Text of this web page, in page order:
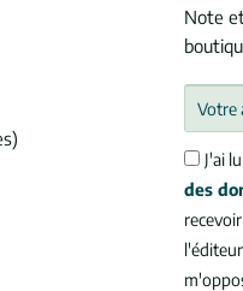
Note
J'ai
des